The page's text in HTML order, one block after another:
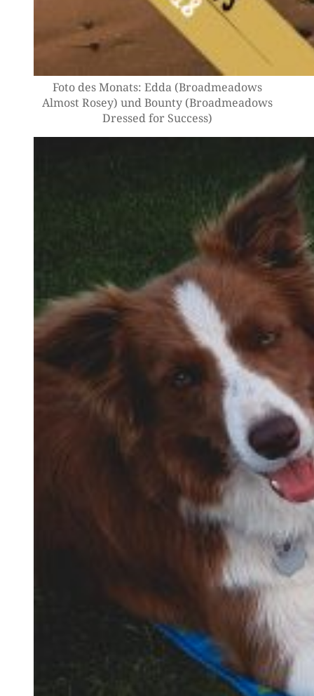
Foto des Monats: Edda (Broad­me­a­dows
Almost Rosey) und Boun­ty (Broad­me­a­dows
Dres­sed for Success)